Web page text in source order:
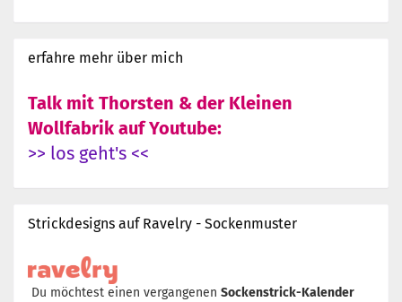
erfahre mehr über mich
Talk mit Thorsten & der Kleinen
Wollfabrik auf Youtube:
>> los geht's <<
Strickdesigns auf Ravelry - Sockenmuster
Du möchtest einen vergangenen Sockenstrick-Kalender